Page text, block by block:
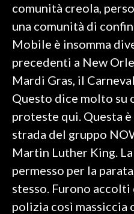
comunità creola,
una comunità di
Mobile è insomma
precedenti a New
Mardi Gras, il
Questo dice molto su
proteste qui. Questa
strada del gruppo
Martin Luther King.
permesso per la
stesso. Furono accolti
polizia così massiccia